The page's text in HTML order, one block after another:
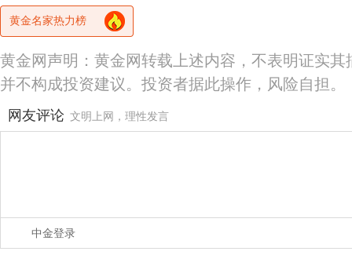
黄金名家热力榜
黄金网声明：黄金网转载上述内容，不表明证实
并不构成投资建议。投资者据此操作，风险自担。
网友评论 文明上网，理性发言
中金登录